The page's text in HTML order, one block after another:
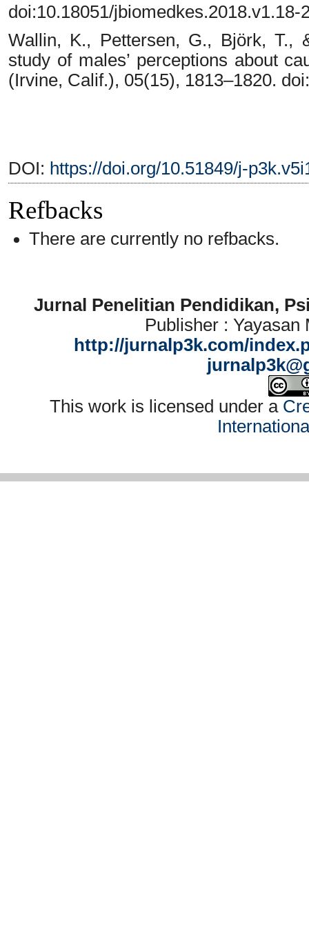
doi:10.18051/jbiomedkes.2018.v1.18-
Wallin, K., Pettersen, G., Björk, T.,
study of males’ perceptions about
(Irvine, Calif.), 05(15), 1813–1820.
DOI: https://doi.org/10.51849/j-
Refbacks
There are currently no refbacks.
Jurnal Penelitian Pendidikan,
Publisher : Yayasan
http://jurnalp3k.com/
This work is licensed under a